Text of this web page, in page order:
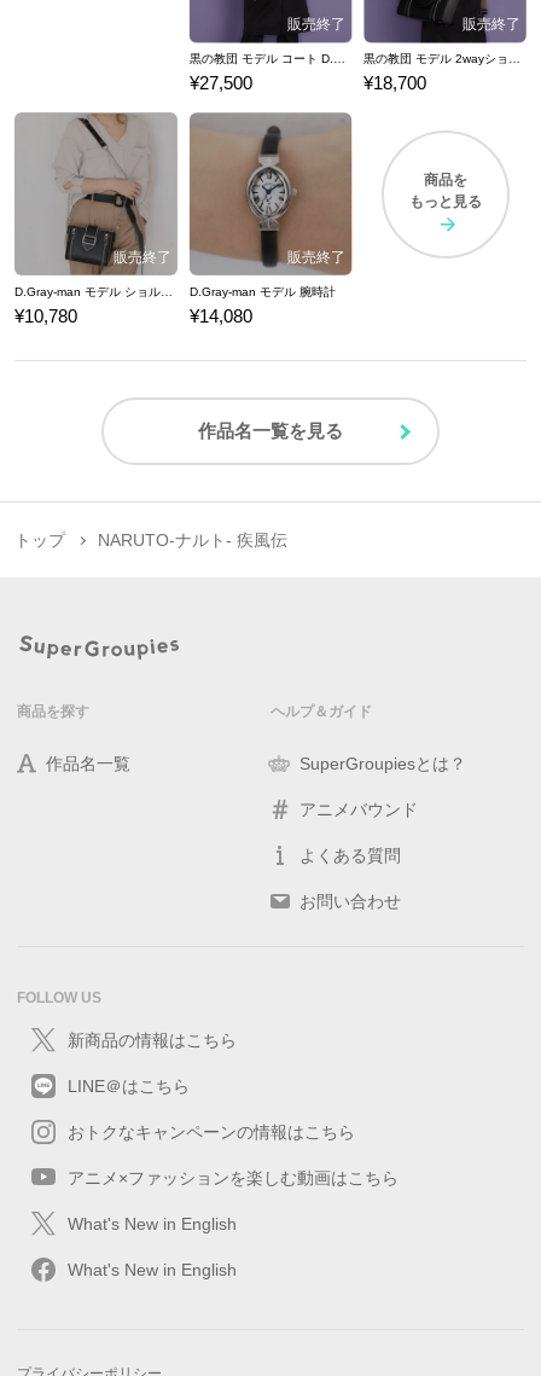
黒の教団 モデル コート D.Gray-man
¥27,500
黒の教団 モデル 2wayショルダーバッグ D.Gray-man
¥18,700
¥10,780
D.Gray-man モデル 腕時計
¥14,080
商品を
もっと見る
作品名一覧を見る
トップ NARUTO-ナルト- 疾風伝
商品を探す
作品名一覧
ヘルプ＆ガイド
SuperGroupiesとは？
アニメバウンド
よくある質問
お問い合わせ
FOLLOW US
新商品の情報はこちら
LINE＠はこちら
おトクなキャンペーンの情報はこちら
アニメ×ファッションを楽しむ動画はこちら
What's New in English
What's New in English